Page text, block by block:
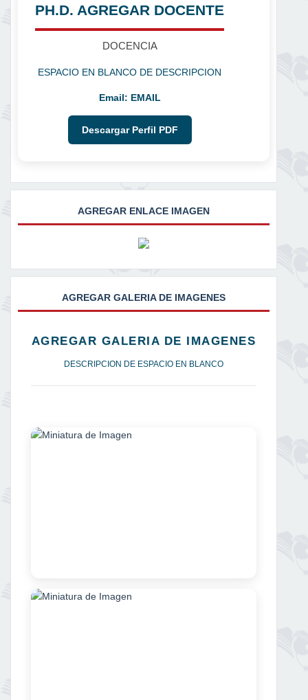
PH.D. AGREGAR DOCENTE
DOCENCIA
ESPACIO EN BLANCO DE DESCRIPCION
Email: EMAIL
Descargar Perfil PDF
AGREGAR ENLACE IMAGEN
AGREGAR GALERIA DE IMAGENES
AGREGAR GALERIA DE IMAGENES
DESCRIPCION DE ESPACIO EN BLANCO